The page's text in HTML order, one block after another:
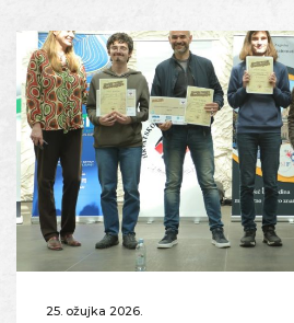
25. ožujka 2026.